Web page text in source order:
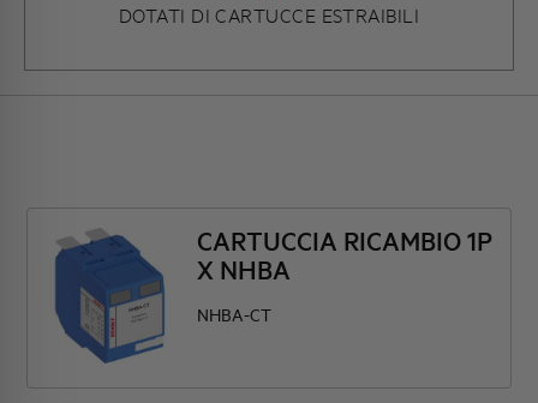
DOTATI DI CARTUCCE ESTRAIBILI
CARTUCCIA RICAMBIO 1P
X NHBA
NHBA-CT